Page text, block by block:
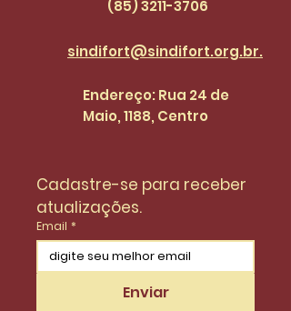
(85) 3211-3706
sindifort@sindifort.org.br.
Endereço: Rua 24 de
Maio, 1188, Centro
Cadastre-se para receber
atualizações.
Email *
Enviar